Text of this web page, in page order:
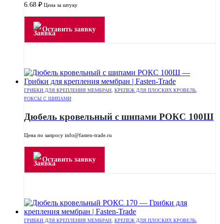
6.68 ₽ Цена за штуку
Оставить заявку
ГРИБКИ ДЛЯ КРЕПЛЕНИЯ МЕМБРАН КРЕПЕЖ ДЛЯ ПЛОСКИХ КРОВЕЛЬ
РОКСЫ С ШИПАМИ
Дюбель кровельный с шипами РОКС 100Ш
Цена по запросу info@fasten-trade.ru
Оставить заявку
ГРИБКИ ДЛЯ КРЕПЛЕНИЯ МЕМБРАН КРЕПЕЖ ДЛЯ ПЛОСКИХ КРОВЕЛЬ